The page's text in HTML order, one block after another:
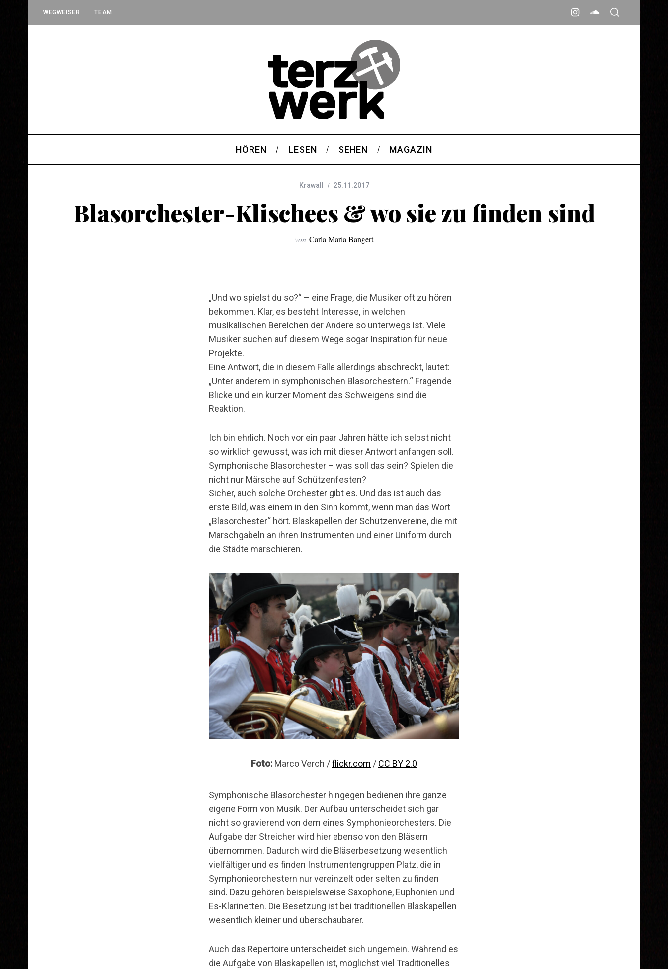
WEGWEISER TEAM
HÖREN LESEN SEHEN MAGAZIN
Krawall 25.11.2017
Blasorchester-Klischees & wo sie zu finden sind
von Carla Maria Bangert
„Und wo spielst du so?“ – eine Frage, die Musiker oft zu hören
bekommen. Klar, es besteht Interesse, in welchen
musikalischen Bereichen der Andere so unterwegs ist. Viele
Musiker suchen auf diesem Wege sogar Inspiration für neue
Projekte.
Eine Antwort, die in diesem Falle allerdings abschreckt, lautet:
„Unter anderem in symphonischen Blasorchestern.“ Fragende
Blicke und ein kurzer Moment des Schweigens sind die
Reaktion.
Ich bin ehrlich. Noch vor ein paar Jahren hätte ich selbst nicht
so wirklich gewusst, was ich mit dieser Antwort anfangen soll.
Symphonische Blasorchester – was soll das sein? Spielen die
nicht nur Märsche auf Schützenfesten?
Sicher, auch solche Orchester gibt es. Und das ist auch das
erste Bild, was einem in den Sinn kommt, wenn man das Wort
„Blasorchester“ hört. Blaskapellen der Schützenvereine, die mit
Marschgabeln an ihren Instrumenten und einer Uniform durch
die Städte marschieren.
Foto:Marco Verch /flickr.com / CC BY 2.0
Symphonische Blasorchester hingegen bedienen ihre ganze
eigene Form von Musik. Der Aufbau unterscheidet sich gar
nicht so gravierend von dem eines Symphonieorchesters. Die
Aufgabe der Streicher wird hier ebenso von den Bläsern
übernommen. Dadurch wird die Bläserbesetzung wesentlich
vielfältiger und es finden Instrumentengruppen Platz, die in
Symphonieorchestern nur vereinzelt oder selten zu finden
sind. Dazu gehören beispielsweise Saxophone, Euphonien und
Es-Klarinetten. Die Besetzung ist bei traditionellen Blaskapellen
wesentlich kleiner und überschaubarer.
Auch das Repertoire unterscheidet sich ungemein. Während es
die Aufgabe von Blaskapellen ist, möglichst viel Traditionelles